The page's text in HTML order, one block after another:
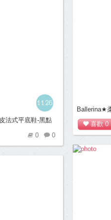
Ballerina★
卡辛S型豆
喜歡0
1126
法式平底鞋-黑點
0
0